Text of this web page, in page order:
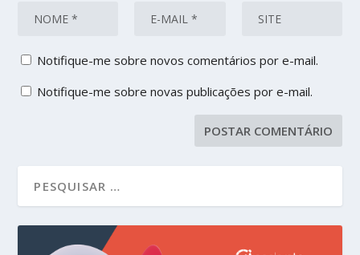
Notifique-me sobre novos comentários por e-mail.
Notifique-me sobre novas publicações por e-mail.